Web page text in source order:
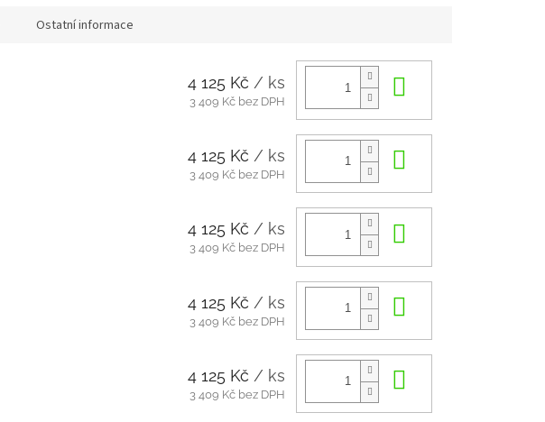
Ostatní informace
4 125 Kč / ks
3 409 Kč bez DPH
4 125 Kč / ks
3 409 Kč bez DPH
4 125 Kč / ks
3 409 Kč bez DPH
4 125 Kč / ks
3 409 Kč bez DPH
4 125 Kč / ks
3 409 Kč bez DPH